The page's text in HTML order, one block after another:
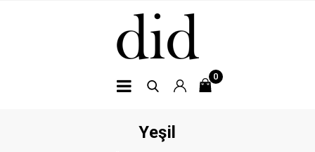
0
Yeşil